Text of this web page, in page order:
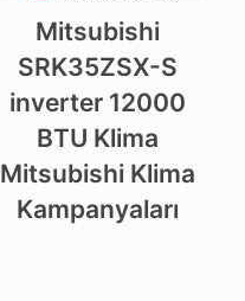
Mitsubishi
SRK35ZSX-S
inverter 12000
BTU Klima
Mitsubishi Klima
Kampanyaları